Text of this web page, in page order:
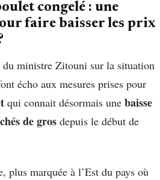
congelé : une
faire baisser les prix
du ministre Zitouni sur la situation
écho aux mesures prises pour
qui connait désormais une baisse
de gros depuis le début de
plus marquée à l’Est du pays où